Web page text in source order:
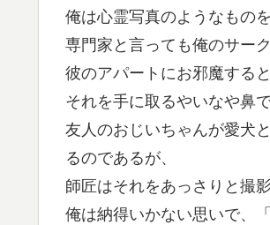
俺は心霊写真のようなもの
専門家と言っても俺のサー
彼のアパートにお邪魔する
それを手に取るやいなや鼻
友人のおじいちゃんが愛犬
るのであるが、
師匠はそれをあっさりと撮
俺は納得いかない思いで、